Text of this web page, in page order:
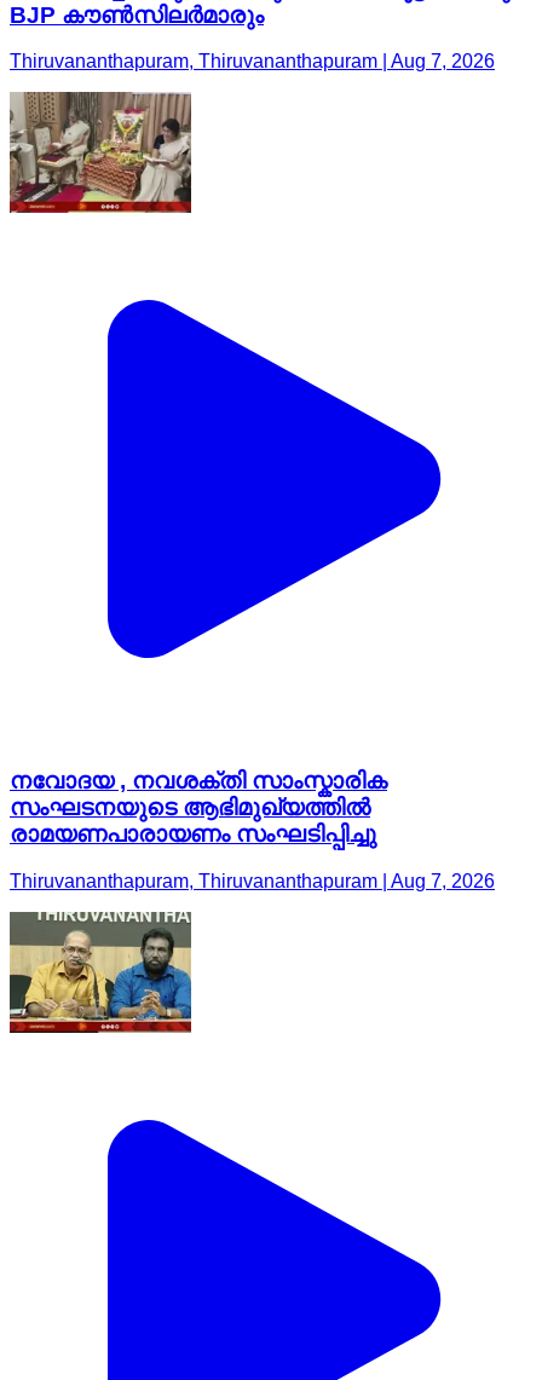
BJP കൗൺസിലർമാരും
Thiruvananthapuram, Thiruvananthapuram | Aug 7, 2026
നവോദയ , നവശക്തി സാംസ്കാരിക
സംഘടനയുടെ ആഭിമുഖ്യത്തിൽ
രാമയണപാരായണം സംഘടിപ്പിച്ചു
Thiruvananthapuram, Thiruvananthapuram | Aug 7, 2026